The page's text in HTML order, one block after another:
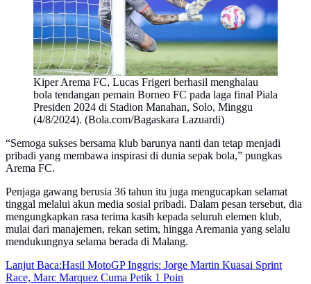
Kiper Arema FC, Lucas Frigeri berhasil menghalau
bola tendangan pemain Borneo FC pada laga final Piala
Presiden 2024 di Stadion Manahan, Solo, Minggu
(4/8/2024). (Bola.com/Bagaskara Lazuardi)
“Semoga sukses bersama klub barunya nanti dan tetap menjadi
pribadi yang membawa inspirasi di dunia sepak bola,” pungkas
Arema FC.
Penjaga gawang berusia 36 tahun itu juga mengucapkan selamat
tinggal melalui akun media sosial pribadi. Dalam pesan tersebut, dia
mengungkapkan rasa terima kasih kepada seluruh elemen klub,
mulai dari manajemen, rekan setim, hingga Aremania yang selalu
mendukungnya selama berada di Malang.
Lanjut Baca:Hasil MotoGP Inggris: Jorge Martin Kuasai Sprint
Race, Marc Marquez Cuma Petik 1 Poin